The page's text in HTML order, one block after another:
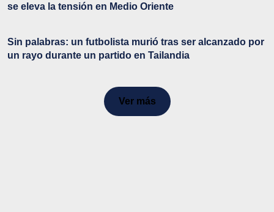
se eleva la tensión en Medio Oriente
Sin palabras: un futbolista murió tras ser alcanzado por
un rayo durante un partido en Tailandia
Ver más